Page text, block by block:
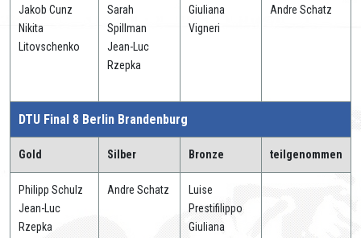
Jakob Cunz
Nikita
Litovschenko
Sarah
Spillman
Jean-Luc
Rzepka
Giuliana
Vigneri
Andre Schatz
DTU Final 8 Berlin Brandenburg
Gold Silber Bronze teilgenommen
Philipp Schulz
Jean-Luc
Rzepka
Andre Schatz
Luise
Prestifilippo
Giuliana